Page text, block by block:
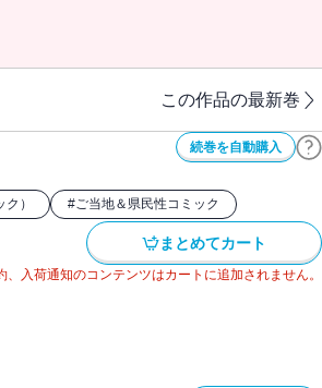
この作品の最新巻
続巻を自動購入
） #ご当地＆県民性コミック
まとめてカート
入荷通知のコンテンツはカートに追加されません。